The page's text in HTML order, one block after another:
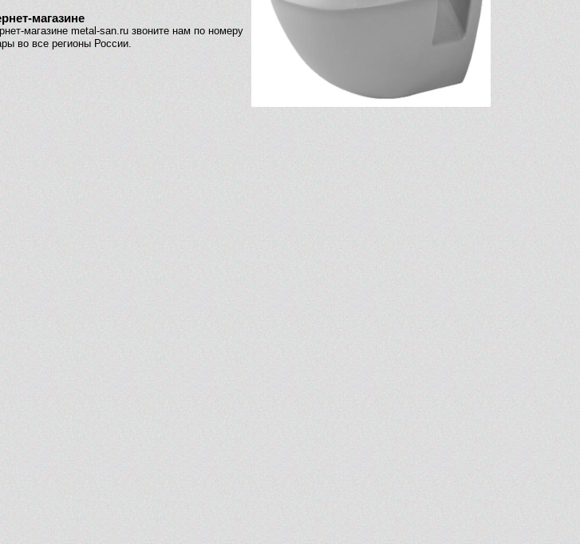
магазине
магазине metal-san.ru звоните нам по номеру
во все регионы России.